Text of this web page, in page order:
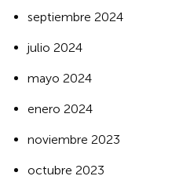
septiembre 2024
julio 2024
mayo 2024
enero 2024
noviembre 2023
octubre 2023